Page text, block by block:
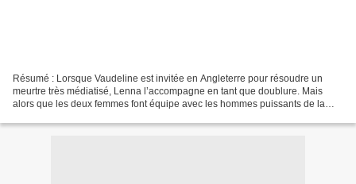
Résumé : Lorsque Vaudeline est invitée en Angleterre pour résoudre un
meurtre très médiatisé, Lenna l’accompagne en tant que doublure. Mais
alors que les deux femmes font équipe avec les hommes puissants de la